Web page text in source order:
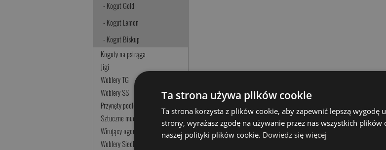
- Kogut Gold
- Kogut Lemon
- Kogut Biskup
Koguty na pstrąga
Jigi
Woblery TG
Woblery SS
Przynęty podlodowe
Sztuczne muchy
Wirujący ogonek
Woblery Siedleckie
Ta strona używa plików cookie
Ta strona korzysta z plików cookie, aby zapewnić lepszą wygodę
strony, wyrażasz zgodę na używanie przez nas wszystkich
naszej polityki plików cookie. Dowiedz się więcej